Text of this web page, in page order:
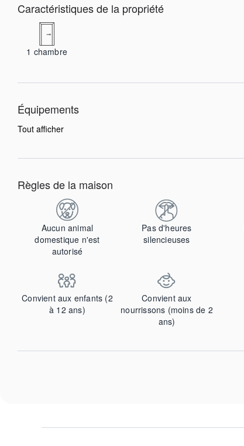
Caractéristiques de la propriété
1 chambre
Équipements
Tout afficher
Règles de la maison
Aucun animal
domestique n'est
autorisé
Pas d'heures
silencieuses
Convient aux enfants (2
à 12 ans)
Convient aux
nourrissons (moins de 2
ans)